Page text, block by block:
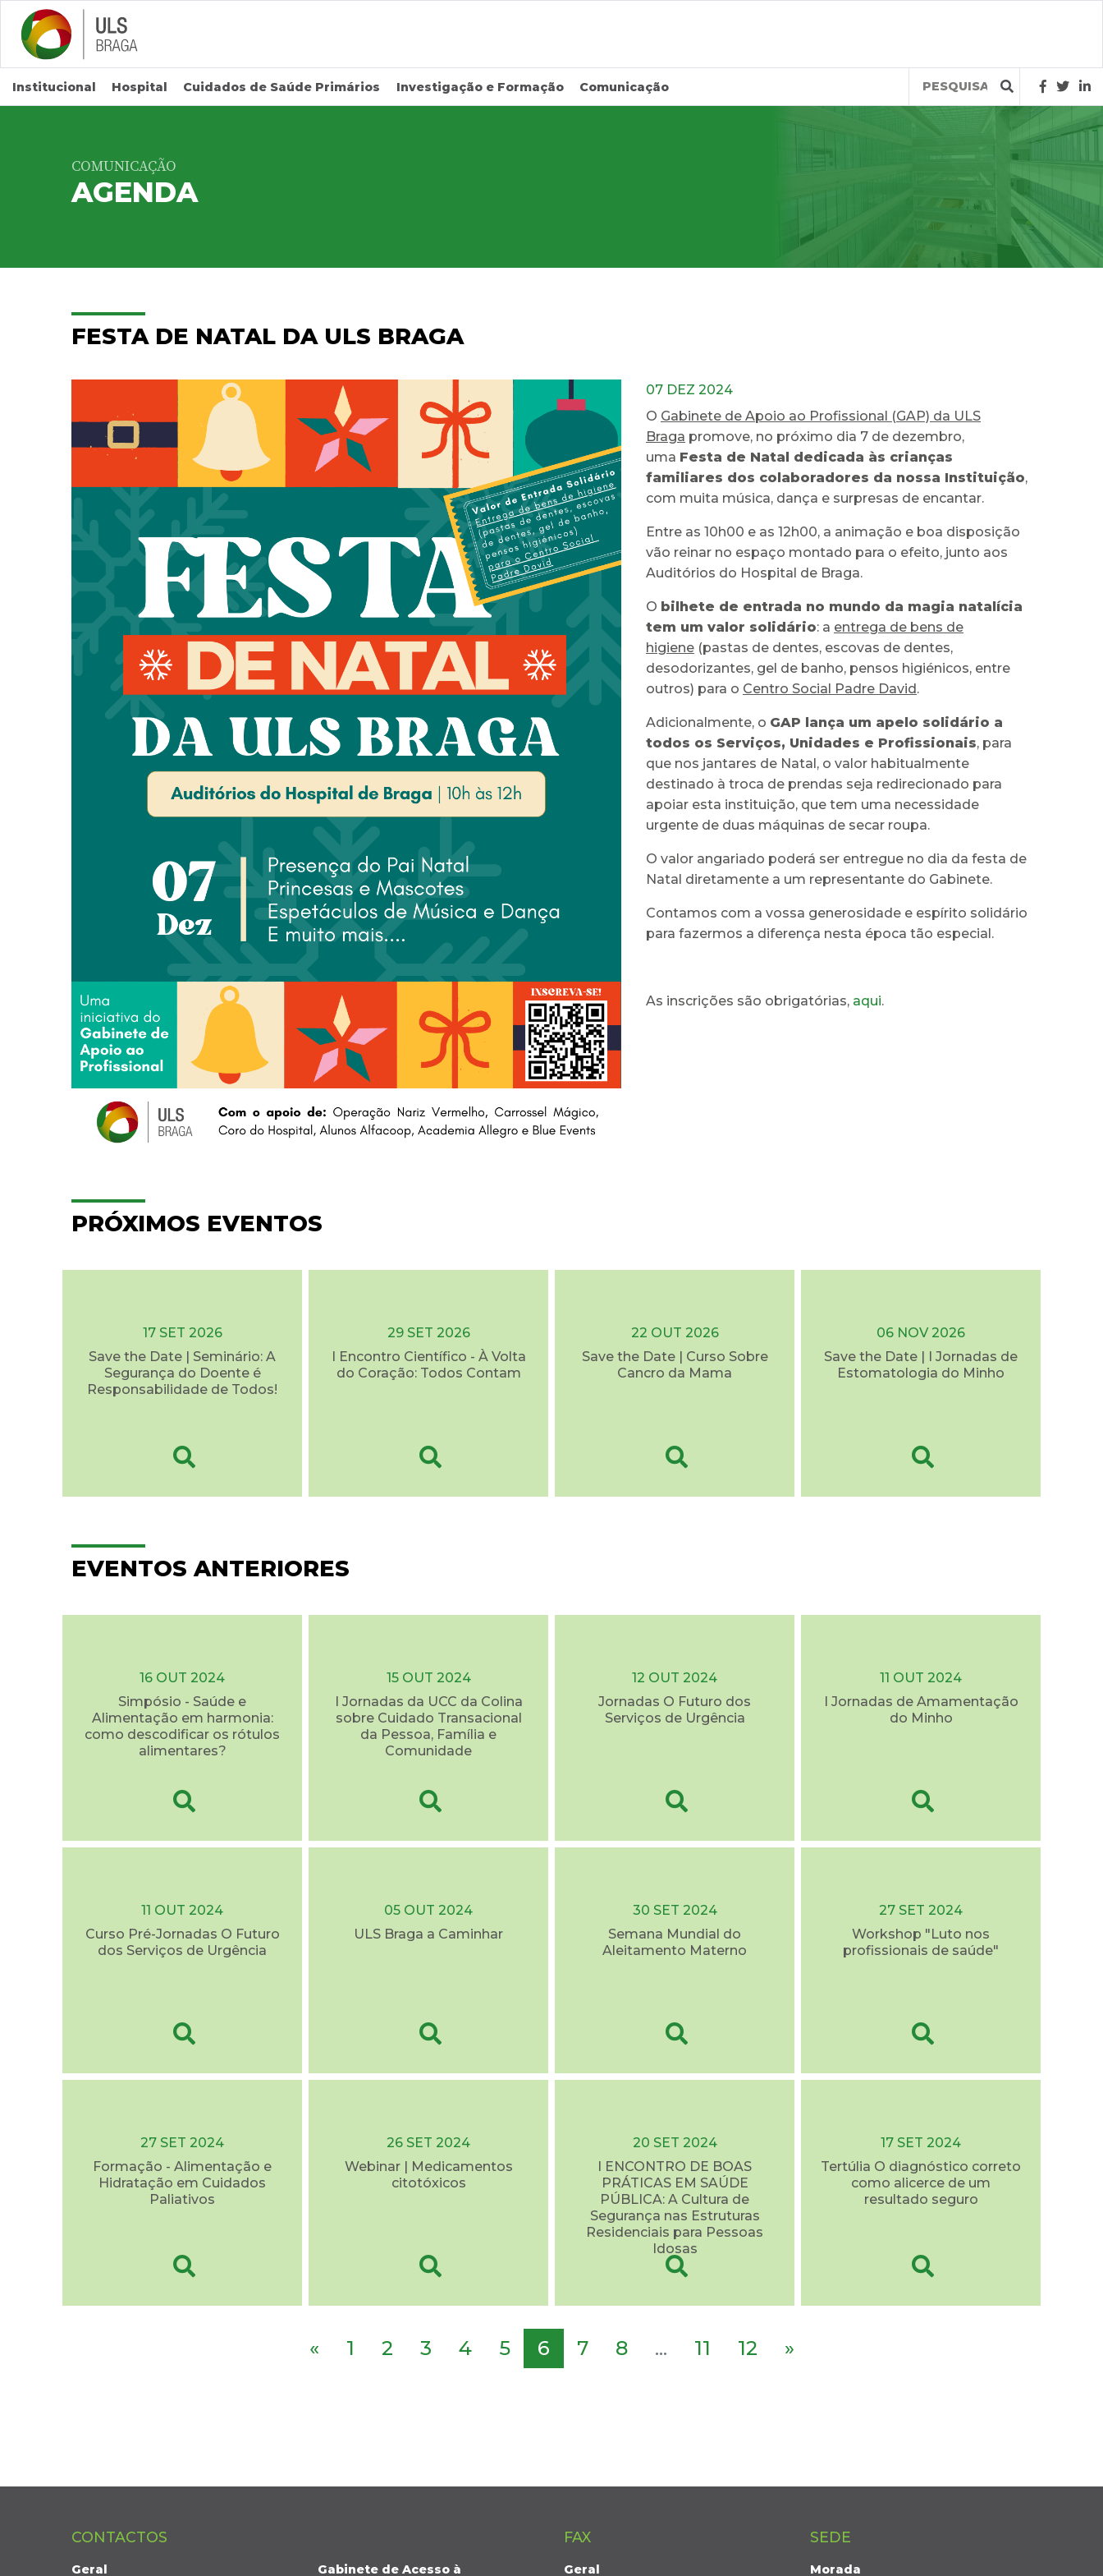
Saltar para conteúdo principal
Institucional Hospital Cuidados de Saúde Primários Investigação e Formação Comunicação
Query
COMUNICAÇÃO
AGENDA
FESTA DE NATAL DA ULS BRAGA
07 DEZ 2024
O Gabinete de Apoio ao Profissional (GAP) da ULS
Braga promove, no próximo dia 7 de dezembro,
uma Festa de Natal dedicada às crianças
familiares dos colaboradores da nossa Instituição,
com muita música, dança e surpresas de encantar.
Entre as 10h00 e as 12h00, a animação e boa disposição
vão reinar no espaço montado para o efeito, junto aos
Auditórios do Hospital de Braga.
O bilhete de entrada no mundo da magia natalícia
tem um valor solidário: a entrega de bens de
higiene (pastas de dentes, escovas de dentes,
desodorizantes, gel de banho, pensos higiénicos, entre
outros) para o Centro Social Padre David.
Adicionalmente, o GAP lança um apelo solidário a
todos os Serviços, Unidades e Profissionais, para
que nos jantares de Natal, o valor habitualmente
destinado à troca de prendas seja redirecionado para
apoiar esta instituição, que tem uma necessidade
urgente de duas máquinas de secar roupa.
O valor angariado poderá ser entregue no dia da festa de
Natal diretamente a um representante do Gabinete.
Contamos com a vossa generosidade e espírito solidário
para fazermos a diferença nesta época tão especial.
As inscrições são obrigatórias, aqui.
PRÓXIMOS EVENTOS
17 SET 2026
Save the Date | Seminário: A
Segurança do Doente é
Responsabilidade de Todos!
29 SET 2026
I Encontro Científico - À Volta
do Coração: Todos Contam
22 OUT 2026
Save the Date | Curso Sobre
Cancro da Mama
06 NOV 2026
Save the Date | I Jornadas de
Estomatologia do Minho
EVENTOS ANTERIORES
16 OUT 2024
Simpósio - Saúde e
Alimentação em harmonia:
como descodificar os rótulos
alimentares?
15 OUT 2024
I Jornadas da UCC da Colina
sobre Cuidado Transacional
da Pessoa, Família e
Comunidade
12 OUT 2024
Jornadas O Futuro dos
Serviços de Urgência
11 OUT 2024
I Jornadas de Amamentação
do Minho
11 OUT 2024
Curso Pré-Jornadas O Futuro
dos Serviços de Urgência
05 OUT 2024
ULS Braga a Caminhar
30 SET 2024
Semana Mundial do
Aleitamento Materno
27 SET 2024
Workshop "Luto nos
profissionais de saúde"
27 SET 2024
Formação - Alimentação e
Hidratação em Cuidados
Paliativos
26 SET 2024
Webinar | Medicamentos
citotóxicos
20 SET 2024
I ENCONTRO DE BOAS
PRÁTICAS EM SAÚDE
PÚBLICA: A Cultura de
Segurança nas Estruturas
Residenciais para Pessoas
Idosas
17 SET 2024
Tertúlia O diagnóstico correto
como alicerce de um
resultado seguro
« 1 2 3 4 5 6 7 8 ... 11 12 »
CONTACTOS
Geral Gabinete de Acesso à
FAX
Geral
SEDE
Morada